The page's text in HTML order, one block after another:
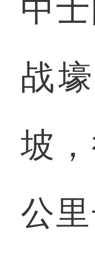
中
战
坡
公